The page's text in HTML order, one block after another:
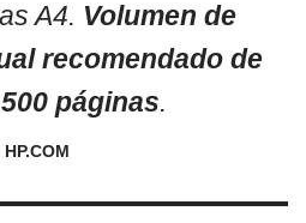
A4. Volumen de
recomendado de
páginas.
HP.COM